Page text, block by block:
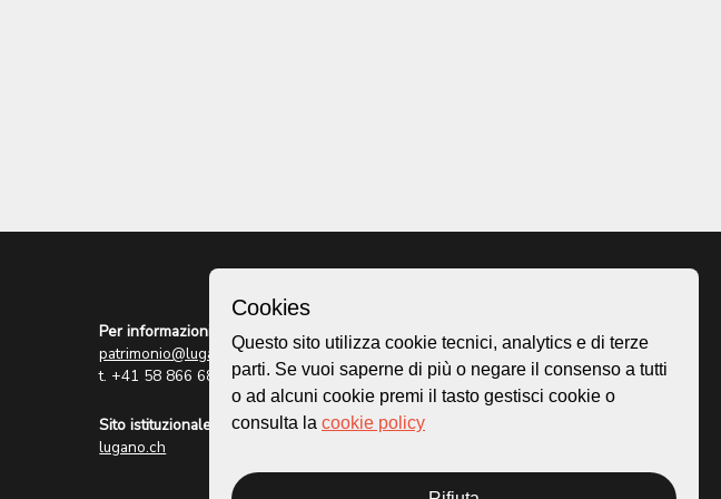
Per informazioni:
patrimonio@lugano.ch
t. +41 58 866 68 50
Sito istituzionale:
lugano.ch
Homepage
Mappa
Storie
Cookies
Questo sito utilizza cookie tecnici, analytics e di terze
parti. Se vuoi saperne di più o negare il consenso a tutti
o ad alcuni cookie premi il tasto gestisci cookie o
consulta la cookie policy